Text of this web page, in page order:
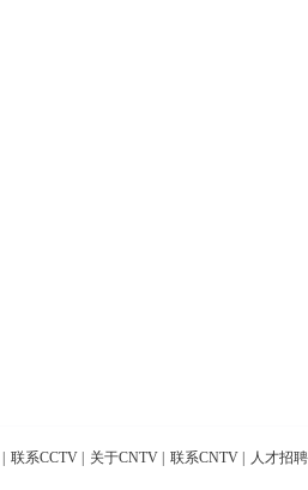
联系CCTV 关于CNTV 联系CNTV 人才招聘